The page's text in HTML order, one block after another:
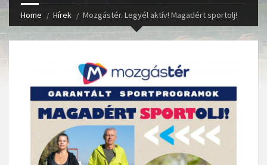
Home Hírek Mozgástér. Legyél aktív! Magadért sportolj!